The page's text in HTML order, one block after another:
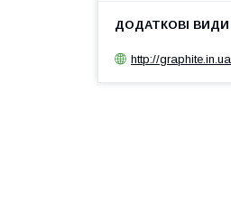
http://graphite.in.ua